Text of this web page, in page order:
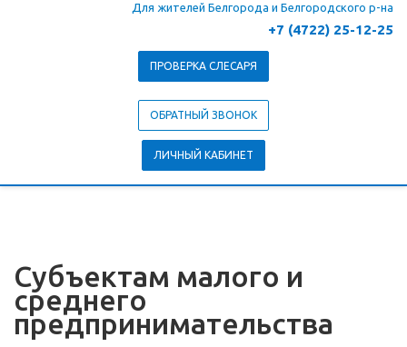
Для жителей Белгорода и Белгородского р-на
+7 (4722) 25-12-25
ПРОВЕРКА СЛЕСАРЯ
ОБРАТНЫЙ ЗВОНОК
ЛИЧНЫЙ КАБИНЕТ
Субъектам малого и
среднего
предпринимательства